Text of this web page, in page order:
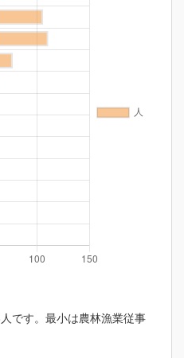
です。最小は農林漁業従事